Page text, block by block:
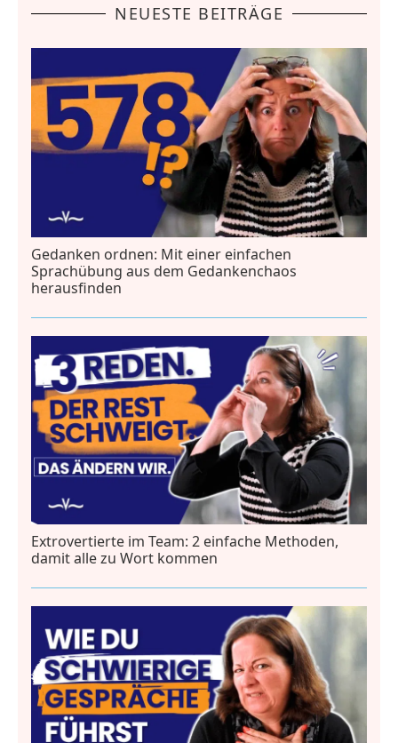
NEUESTE BEITRÄGE
Gedanken ordnen: Mit einer einfachen
Sprachübung aus dem Gedankenchaos
herausfinden
Extrovertierte im Team: 2 einfache Methoden,
damit alle zu Wort kommen